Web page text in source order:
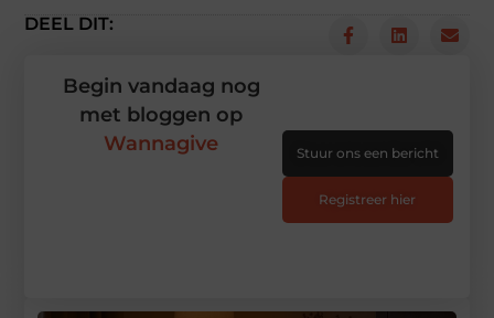
DEEL DIT:
Begin vandaag nog
met bloggen op
Wannagive
Stuur ons een bericht
Registreer hier